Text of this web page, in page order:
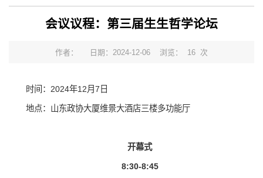
会议议程：第三届生生哲学论坛
作者： 日期：2024-12-06 浏览： 16 次
时间：2024年12月7日
地点：山东政协大厦维景大酒店三楼多功能厅
开幕式
8:30-8:45